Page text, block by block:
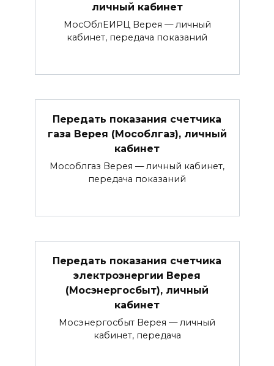
личный кабинет
МосОблЕИРЦ Верея — личный
кабинет, передача показаний
Передать показания счетчика
газа Верея (Мособлгаз), личный
кабинет
Мособлгаз Верея — личный кабинет,
передача показаний
Передать показания счетчика
электроэнергии Верея
(Мосэнергосбыт), личный
кабинет
Мосэнергосбыт Верея — личный
кабинет, передача